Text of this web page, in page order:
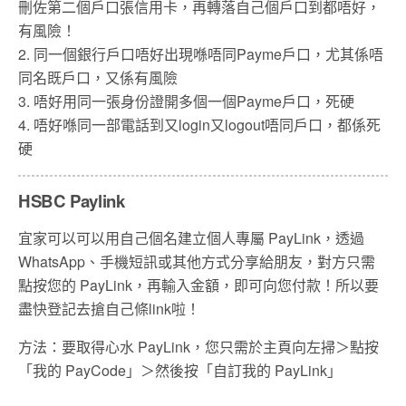
刪佐第二個戶口張信用卡，再轉落自己個戶口到都唔好，
有風險！
2. 同一個銀行戶口唔好出現喺唔同Payme戶口，尤其係唔
同名既戶口，又係有風險
3. 唔好用同一張身份證開多個一個Payme戶口，死硬
4. 唔好喺同一部電話到又login又logout唔同戶口，都係死
硬
HSBC Paylink
宜家可以可以用自己個名建立個人專屬 PayLink，透過
WhatsApp、手機短訊或其他方式分享給朋友，對方只需
點按您的 PayLink，再輸入金額，即可向您付款！所以要
盡快登記去搶自己條link啦！
方法：要取得心水 PayLink，您只需於主頁向左掃＞點按
「我的 PayCode」＞然後按「自訂我的 PayLink」